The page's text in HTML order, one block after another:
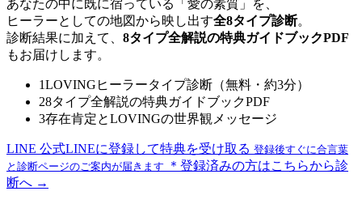
あなたの中に既に宿っている「愛の素質」を、
ヒーラーとしての地図から映し出す全8タイプ診断。
診断結果に加えて、 8タイプ全解説の特典ガイドブックPDF
もお届けします。
1LOVINGヒーラータイプ診断（無料・約3分）
28タイプ全解説の特典ガイドブックPDF
3存在肯定とLOVINGの世界観メッセージ
LINE 公式LINEに登録して特典を受け取る 登録後すぐに合言葉
と診断ページのご案内が届きます
＊登録済みの方はこちらから診
断へ →